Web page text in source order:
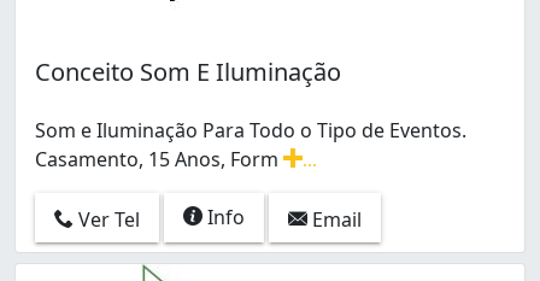
Conceito Som E Iluminação
Som e Iluminação Para Todo o Tipo de Eventos.
Casamento, 15 Anos, Form
Ver Tel
Info Email